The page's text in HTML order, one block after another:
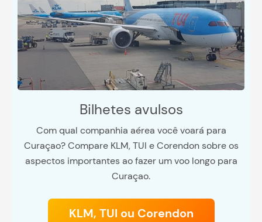
Bilhetes avulsos
Com qual companhia aérea você voará para
Curaçao? Compare KLM, TUI e Corendon sobre os
aspectos importantes ao fazer um voo longo para
Curaçao.
KLM, TUI ou Corendon